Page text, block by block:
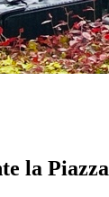
la Piazza